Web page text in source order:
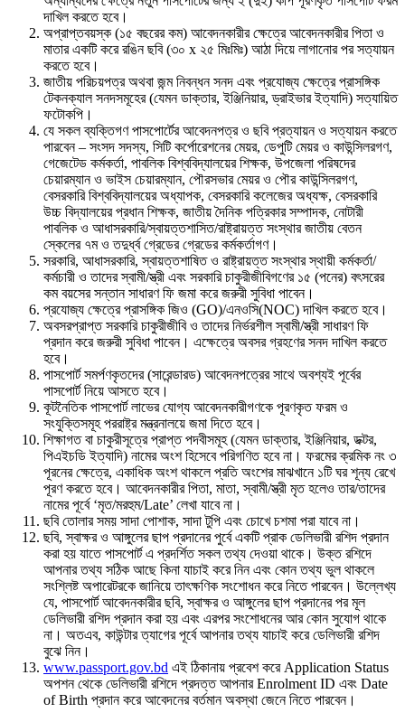
দাখিল করতে হবে।
অপ্রাপ্তবয়স্ক (১৫ বছরের কম) আবেদনকারীর ক্ষেত্রে আবেদনকারীর পিতা ও
মাতার একটি করে রঙিন ছবি (৩০ x ২৫ মিঃমিঃ) আঠা দিয়ে লাগানোর পর সত্যায়ন
করতে হবে।
জাতীয় পরিচয়পত্র অথবা জন্ম নিবন্ধন সনদ এবং প্রযোজ্য ক্ষেত্রে প্রাসঙ্গিক
টেকনক্যাল সনদসমূহের (যেমন ডাক্তার, ইঞ্জিনিয়ার, ড্রাইভার ইত্যাদি) সত্যায়িত
ফটোকপি।
যে সকল ব্যক্তিগণ পাসপোর্টের আবেদনপত্র ও ছবি প্রত্যায়ন ও সত্যায়ন করতে
পারবেন – সংসদ সদস্য, সিটি কর্পোরেশনের মেয়র, ডেপুটি মেয়র ও কাউন্সিলরগণ,
গেজেটেড কর্মকর্তা, পাবলিক বিশ্ববিদ্যালয়ের শিক্ষক, উপজেলা পরিষদের
চেয়ারম্যান ও ভাইস চেয়ারম্যান, পৌরসভার মেয়র ও পৌর কাউন্সিলরগণ,
বেসরকারি বিশ্ববিদ্যালয়ের অধ্যাপক, বেসরকারি কলেজের অধ্যক্ষ, বেসরকারি
উচ্চ বিদ্যালয়ের প্রধান শিক্ষক, জাতীয় দৈনিক পত্রিকার সম্পাদক, নোটারী
পাবলিক ও আধাসরকারি/স্বায়ত্তশাসিত/রাষ্ট্রায়ত্ত সংস্থার জাতীয় বেতন
স্কেলের ৭ম ও তদুর্ধ্ব গ্রেডের গ্রেডের কর্মকর্তাগণ।
সরকারি, আধাসরকারি, স্বায়ত্তশাষিত ও রাষ্ট্রায়ত্ত সংস্থার স্থায়ী কর্মকর্তা/
কর্মচারী ও তাদের স্বামী/স্ত্রী এবং সরকারি চাকুরীজীবিগণের ১৫ (পনের) বৎসরের
কম বয়সের সন্তান সাধারণ ফি জমা করে জরুরী সুবিধা পাবেন।
প্রযোজ্য ক্ষেত্রে প্রাসঙ্গিক জিও (GO)/এনওসি(NOC) দাখিল করতে হবে।
অবসরপ্রাপ্ত সরকারি চাকুরীজীবি ও তাদের নির্ভরশীল স্বামী/স্ত্রী সাধারণ ফি
প্রদান করে জরুরী সুবিধা পাবেন। এক্ষেত্রে অবসর গ্রহণের সনদ দাখিল করতে
হবে।
পাসপোর্ট সমর্পণকৃতদের (সারেন্ডারড) আবেদনপত্রের সাথে অবশ্যই পূর্বের
পাসপোর্ট নিয়ে আসতে হবে।
কূটনৈতিক পাসপোর্ট লাভের যোগ্য আবেদনকারীগণকে পূরণকৃত ফরম ও
সংযুক্তিসমূহ পররাষ্ট্র মন্ত্রনালয়ে জমা দিতে হবে।
শিক্ষাগত বা চাকুরীসূত্রে প্রাপ্ত পদবীসমূহ (যেমন ডাক্তার, ইঞ্জিনিয়ার, ডক্টর,
পিএইচডি ইত্যাদি) নামের অংশ হিসেবে পরিগণিত হবে না। ফরমের ক্রমিক নং ৩
পূরনের ক্ষেত্রে, একাধিক অংশ থাকলে প্রতি অংশের মাঝখানে ১টি ঘর শূন্য রেখে
পূরণ করতে হবে। আবেদনকারীর পিতা, মাতা, স্বামী/স্ত্রী মৃত হলেও তার/তাদের
নামের পূর্বে ‘মৃত/মরহুম/Late’ লেখা যাবে না।
ছবি তোলার সময় সাদা পোশাক, সাদা ‍টুপি এবং চোখে চশমা পরা যাবে না।
ছবি, স্বাক্ষর ও আঙ্গুলের ছাপ প্রদানের পুর্বে একটি প্রাক ডেলিভারী রশিদ প্রদান
করা হয় যাতে পাসপোর্ট এ প্রদর্শিত সকল তথ্য দেওয়া থাকে। উক্ত রশিদে
আপনার তথ্য সঠিক আছে কিনা যাচাই করে নিন এবং কোন তথ্য ভুল থাকলে
সংশ্লিষ্ট অপারেটরকে জানিয়ে তাৎক্ষণিক সংশোধন করে নিতে পারবেন। উল্লেখ্য
যে, পাসপোর্ট আবেদনকারীর ছবি, স্বাক্ষর ও আঙ্গুলের ছাপ প্রদানের পর মূল
ডেলিভারী রশিদ প্রদান করা হয় এবং এরপর সংশোধনের আর কোন সুযোগ থাকে
না। অতএব, কাউন্টার ত্যাগের পূর্বে আপনার তথ্য যাচাই করে ডেলিভারী রশিদ
বুঝে নিন।
www.passport.gov.bd এই ঠিকানায় প্রবেশ করে Application Status
অপশন থেকে ডেলিভারী রশিদে প্রদত্ত আপনার Enrolment ID এবং Date
of Birth প্রদান করে আবেদনের বর্তমান অবস্থা জেনে নিতে পারবেন।